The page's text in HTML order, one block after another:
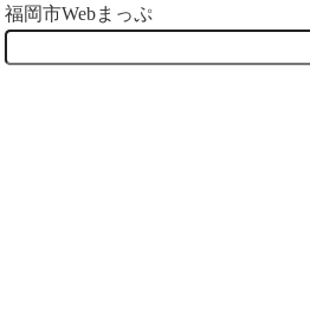
福岡市Webまっぷ